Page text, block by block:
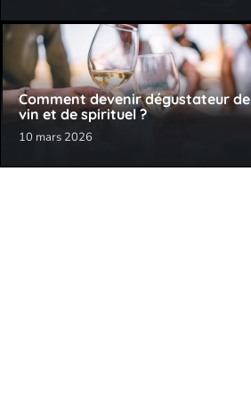
Comment devenir dégustateur de
vin et de spirituel ?
10 mars 2026